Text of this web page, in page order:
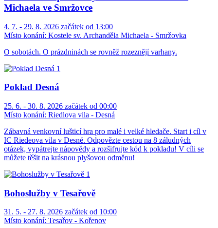
Michaela ve Smržovce
4. 7. - 29. 8. 2026 začátek od 13:00
Místo konání: Kostele sv. Archanděla Michaela - Smržovka
O sobotách. O prázdninách se rovněž rozeznějí varhany.
Poklad Desná
25. 6. - 30. 8. 2026 začátek od 00:00
Místo konání: Riedlova vila - Desná
Zábavná venkovní lušticí hra pro malé i velké hledače. Start i cíl v
IC Riedeova vila v Desné. Odpovězte cestou na 8 záludných
otázek, vypátrejte nápovědy a rozšifrujte kód k pokladu! V cíli se
můžete těšit na krásnou plyšovou odměnu!
Bohoslužby v Tesařově
31. 5. - 27. 8. 2026 začátek od 10:00
Místo konání: Tesařov - Kořenov